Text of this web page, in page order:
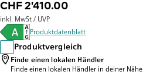
CHF 2'410.00
inkl. MwSt / UVP
Produktdatenblatt
Produktvergleich
Finde einen lokalen Händler
Finde einen lokalen Händler in deiner Nähe